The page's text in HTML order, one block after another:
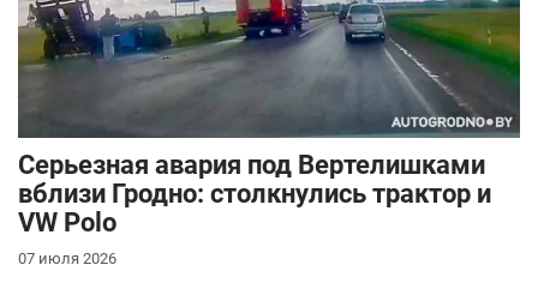
Серьезная авария под Вертелишками
вблизи Гродно: столкнулись трактор и
VW Polo
07 июля 2026